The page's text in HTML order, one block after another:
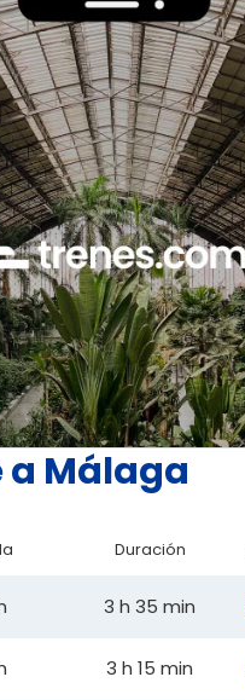
a Málaga
Duración
3 h 35 min
3 h 15 min